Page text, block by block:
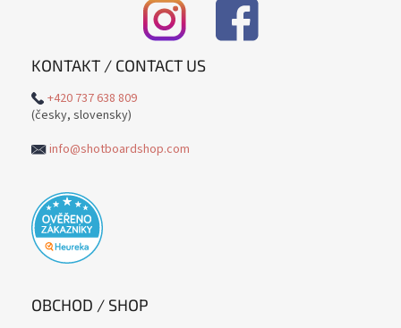
KONTAKT / CONTACT US
+420 737 638 809
(česky, slovensky)
info@shotboardshop.com
OBCHOD / SHOP